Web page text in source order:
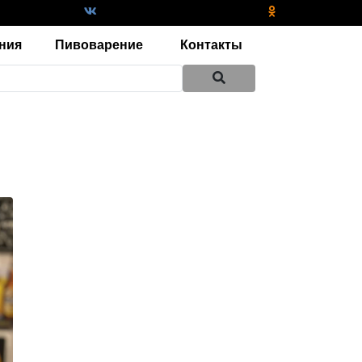
Пивоварение Контакты